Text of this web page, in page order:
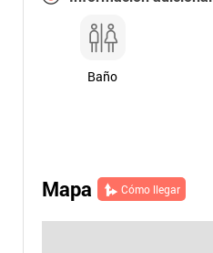
Baño
Mapa Cómo llegar